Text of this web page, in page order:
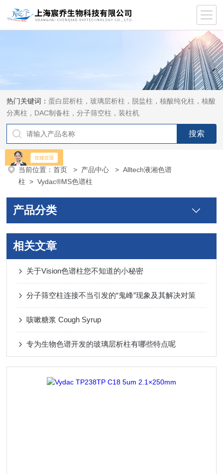
热门关键词：蛋白层析柱，玻璃层析柱，脱盐柱，核酸纯化柱，核酸
分离柱，DAC制备柱，分子筛空柱，装柱机
当前位置：首页 > 产品中心 >Alltech液湘色谱
柱 >Vydac®MS色谱柱
产品分类
相关文章
关于Vision色谱柱您不知道的小秘密
分子筛空柱连接不当引发的“鬼峰”现象及其解决对策
咳嗽糖浆 Cough Syrup
专为生物色谱开发的玻璃层析柱有哪些特点呢